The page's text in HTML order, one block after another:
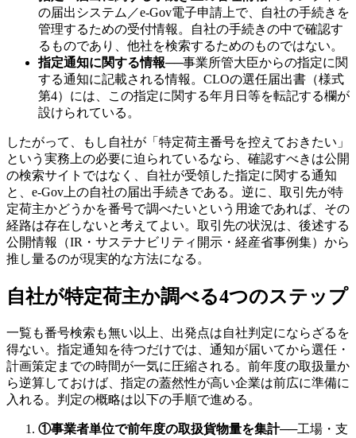
の届出システム／e-Gov電子申請上で、自社の手続きを
管理するための受付情報。自社の手続きの中で確認す
るものであり、他社を検索するためのものではない。
指定通知に関する情報──事業所管大臣からの指定に関
する通知に記載される情報。CLOの選任届出書（様式
第4）には、この指定に関する年月日等を転記する欄が
設けられている。
したがって、もし自社が「特定荷主番号を控えておきたい」
という実務上の必要に迫られているなら、確認すべきは公開
の検索サイトではなく、自社が受領した指定に関する通知
と、e-Gov上の自社の届出手続きである。逆に、取引先が特
定荷主かどうかを番号で調べたいという用途であれば、その
経路は存在しないと考えてよい。取引先の状況は、後述する
公開情報（IR・サステナビリティ開示・経産省事例集）から
推し量るのが現実的な方法になる。
自社が特定荷主か調べる4つのステップ
一覧も番号検索も無い以上、出発点は自社判定にならざるを
得ない。指定通知を待つだけでは、通知が届いてから選任・
計画策定までの時間が一気に圧縮される。前年度の取扱量か
ら逆算しておけば、指定の蓋然性が高い企業は前広に準備に
入れる。判定の概略は以下の手順で進める。
①事業者単位で前年度の取扱貨物量を集計──工場・支